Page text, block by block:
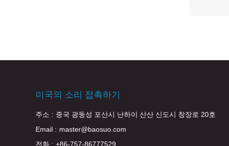
미국의 소리 접촉하기
주소 : 중국 광둥성 포산시 난하이 산산 신도시 창장로 20호
Email : master@baosuo.com
전화 : +86-757-86777529